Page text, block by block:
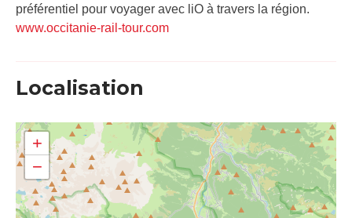
préférentiel pour voyager avec liO à travers la région.
www.occitanie-rail-tour.com
Localisation
+
−